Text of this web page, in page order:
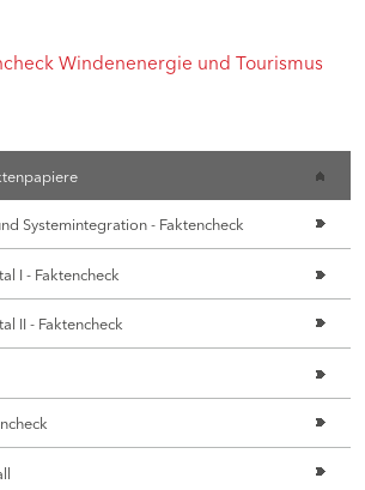
Windenenergie und Tourismus
Systemintegration - Faktencheck
I - Faktencheck
II - Faktencheck